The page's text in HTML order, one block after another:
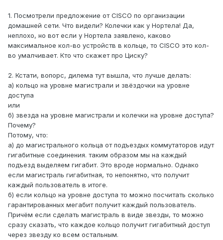
1. Посмотрели предложение от CISCO по организации
домашней сети. Что видели? Колечки как у Нортела! Да,
неплохо, но вот если у Нортела заявлено, каково
максимальное кол-во устройств в кольце, то CISCO это кол-
во умалчивает. Кто что скажет про Циску?
2. Кстати, вопорс, дилема тут вышла, что лучше делать:
а) кольцо на уровне магистрали и звёздочки на уровне
доступа
или
б) звезда на уровне магистрали и колечки на уровне доступа?
Почему?
Потому, что:
а) до магистрального кольца от подъездых коммутаторов идут
гигабитные соединения. таким образом мы на каждый
подъезд выделяем гигабит. Это вроде нормально. Однако
если магистраль гигабитная, то непонятно, что получит
каждый пользователь в итоге.
б) если кольцо на уровне доступа то можно посчитать сколько
гарантированных мегабит получит каждый пользователь.
Причём если сделать магистраль в виде звезды, то можно
сразу сказать, что каждое кольцо получит гигабитный доступ
через звезду ко всем остальным.